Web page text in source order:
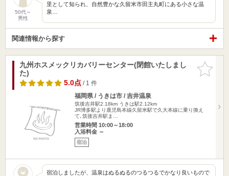
50代～
男性
里として知られ、自然豊かな久留米市田主丸町にある小さな温
泉…
関連情報から探す
お気に入
りに追加
九州ホスメックリカバリーセンター(閉館いたしまし
た)
5.0点/ 1 件
福岡県 / うきは市 / 吉井温泉
筑後吉井駅2.18km うきは駅2.12km
JR博多駅より鹿児島本線久留米駅で久大本線に乗り換え
て､筑後吉井駅ま…
営業時間 10:00～18:00
入浴料金 ～
宿泊
宿泊しましたが、温泉はぬるぬるのつるつるでかなり良いもので